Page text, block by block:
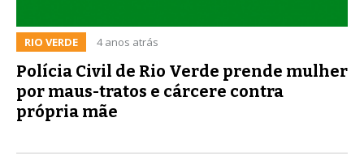
RIO VERDE 4 anos atrás
Polícia Civil de Rio Verde prende mulher
por maus-tratos e cárcere contra
própria mãe